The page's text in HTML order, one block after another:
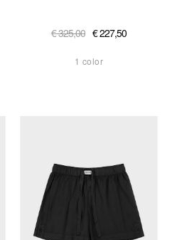
€ 325,00 € 227,50
1 color